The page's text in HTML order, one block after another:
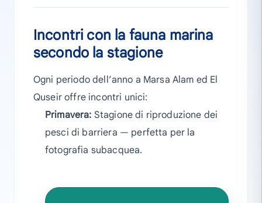
Incontri con la fauna marina
secondo la stagione
Ogni periodo dell’anno a Marsa Alam ed El
Quseir offre incontri unici:
Primavera: Stagione di riproduzione dei
pesci di barriera — perfetta per la
fotografia subacquea.